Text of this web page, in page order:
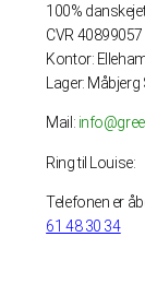
100%
CVR 40899057
Kontor:
Lager:
Mail:
Ring til Louise:
Telefonen er
61 48 30 34